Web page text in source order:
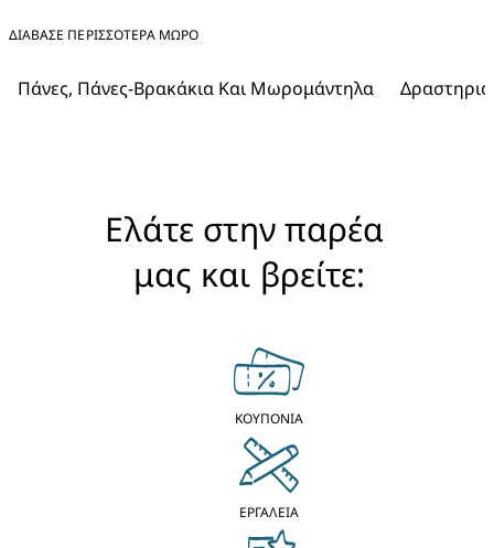
ΔΙΑΒΑΣΕ ΠΕΡΙΣΣΟΤΕΡΑ ΜΩΡΌ
Πάνες, Πάνες-Βρακάκια Και Μωρομάντηλα
Ελάτε στην παρέα
μας και βρείτε:
ΚΟΥΠΟΝΙΑ
ΕΡΓΑΛΕΙΑ